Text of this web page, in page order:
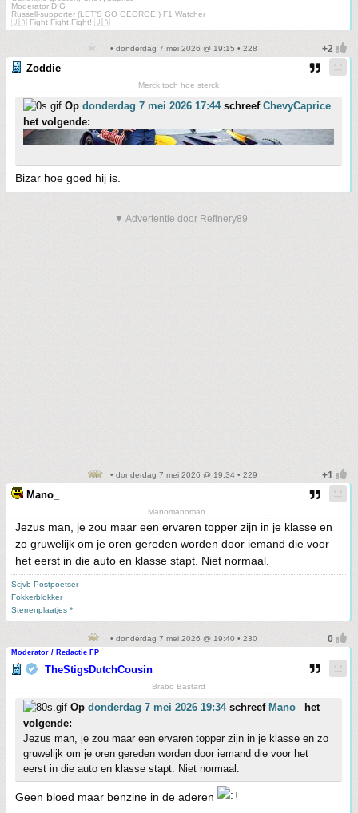
Moderator DIG
Russell-supporter (LET'S GO GEORGE!) F1 Watcher
🇺🇦 Fight Fight Fight! 🇺🇦
• donderdag 7 mei 2026 @ 19:15 • 228
Zoddie
Merck toch hoe sterck
Op donderdag 7 mei 2026 17:44schreef ChevyCaprice
het volgende:
Bizar hoe goed hij is.
▼ Advertentie door Refinery89
• donderdag 7 mei 2026 @ 19:34 • 229
Mano_
Manomanoman..
Jezus man, je zou maar een ervaren topper zijn in je klasse en
zo gruwelijk om je oren gereden worden door iemand die voor
het eerst in die auto en klasse stapt. Niet normaal.
Scjvb Postpoetser
Fokkerblokker
Sterrenplaatjes *;
• donderdag 7 mei 2026 @ 19:40 • 230
Moderator / Redactie FP
TheStigsDutchCousin
Brabo Bastard
Op donderdag 7 mei 2026 19:34schreef Mano_
het
volgende:
Jezus man, je zou maar een ervaren topper zijn in je klasse en zo
gruwelijk om je oren gereden worden door iemand die voor het
eerst in die auto en klasse stapt. Niet normaal.
Geen bloed maar benzine in de aderen